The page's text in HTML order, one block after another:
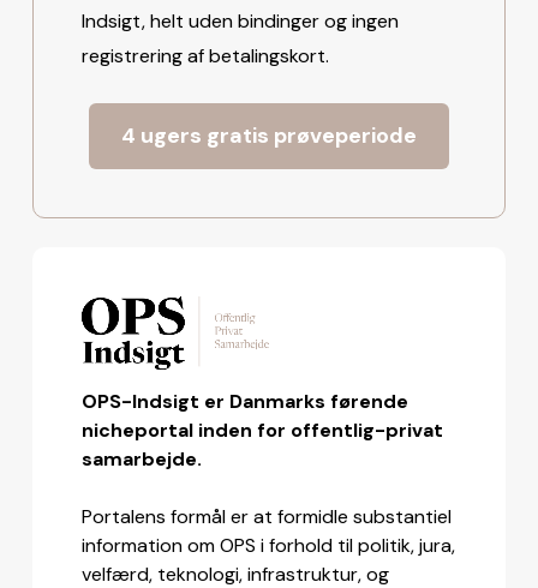
Indsigt, helt uden bindinger og ingen
registrering af betalingskort.
4 ugers gratis prøveperiode
OPS-Indsigt er Danmarks førende
nicheportal inden for offentlig-privat
samarbejde.
Portalens formål er at formidle substantiel
information om OPS i forhold til politik, jura,
velfærd, teknologi, infrastruktur, og